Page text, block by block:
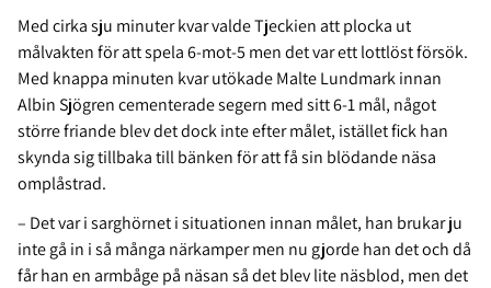
Med cirka sju minuter kvar valde Tjeckien att plocka ut
målvakten för att spela 6-mot-5 men det var ett lottlöst försök.
Med knappa minuten kvar utökade Malte Lundmark innan
Albin Sjögren cementerade segern med sitt 6-1 mål, något
större friande blev det dock inte efter målet, istället fick han
skynda sig tillbaka till bänken för att få sin blödande näsa
omplåstrad.
– Det var i sarghörnet i situationen innan målet, han brukar ju
inte gå in i så många närkamper men nu gjorde han det och då
får han en armbåge på näsan så det blev lite näsblod, men det